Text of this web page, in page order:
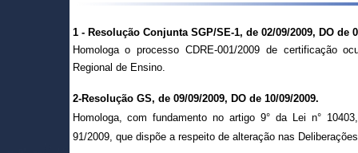
1 - Resolução Conjunta SGP/SE-1, de 02/09/2009, DO de
Homologa o processo CDRE-001/2009 de certificação
Regional de Ensino.
2-Resolução GS, de 09/09/2009, DO de 10/09/2009.
Homologa, com fundamento no artigo 9° da Lei n°
91/2009, que dispõe a respeito de alteração nas